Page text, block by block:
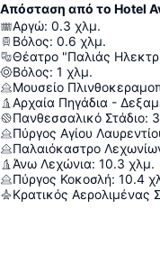
Απόσταση από το Hotel
Αργώ: 0.3 χλμ.
Βόλος: 0.6 χλμ.
Θέατρο "Παλιάς
Βόλος: 1 χλμ.
Μουσείο
Αρχαία Πηγάδια -
Πανθεσσαλικό Στάδιο: 3
Πύργος Αγίου
Παλαιόκαστρο
Άνω Λεχώνια: 10.3 χλμ.
Πύργος Κοκοσλή: 10.4